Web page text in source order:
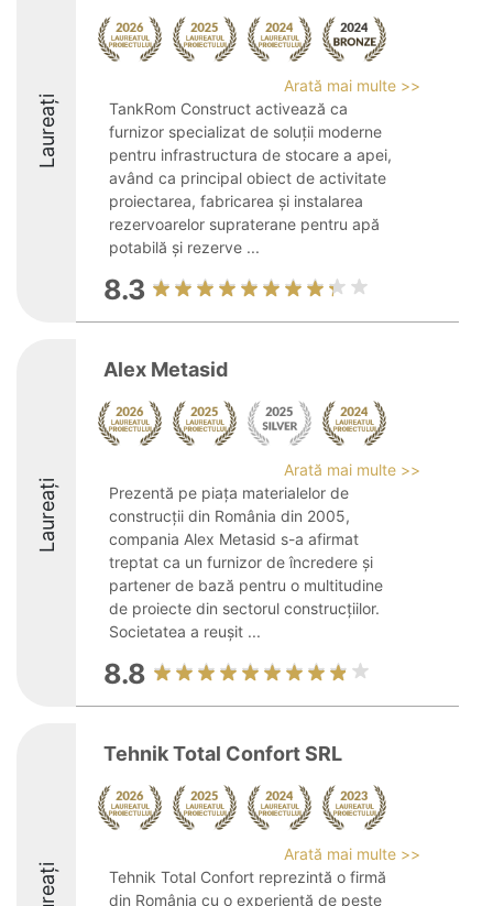
Laureați
Arată mai multe >>
TankRom Construct activează ca
furnizor specializat de soluții moderne
pentru infrastructura de stocare a apei,
având ca principal obiect de activitate
proiectarea, fabricarea și instalarea
rezervoarelor supraterane pentru apă
potabilă și rezerve ...
8.3
Laureați
Alex Metasid
Arată mai multe >>
Prezentă pe piața materialelor de
construcții din România din 2005,
compania Alex Metasid s-a afirmat
treptat ca un furnizor de încredere și
partener de bază pentru o multitudine
de proiecte din sectorul construcțiilor.
Societatea a reușit ...
8.8
Tehnik Total Confort SRL
Arată mai multe >>
Tehnik Total Confort reprezintă o firmă
din România cu o experiență de peste